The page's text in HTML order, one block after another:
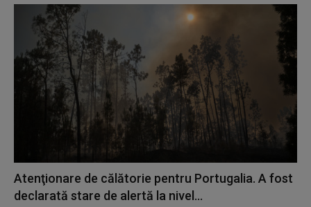
Atenţionare de călătorie pentru Portugalia. A fost
declarată stare de alertă la nivel...